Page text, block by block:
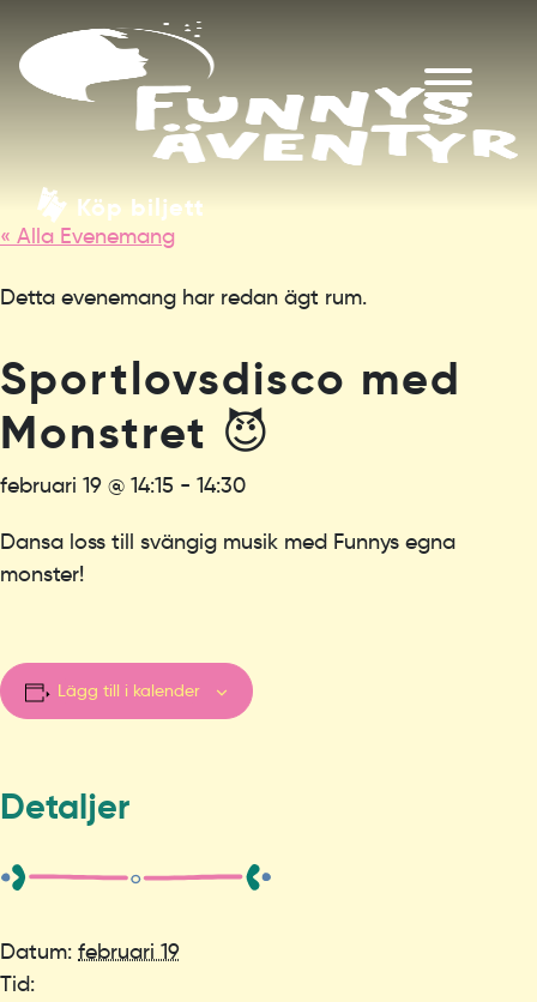
Köp biljett
« Alla Evenemang
Detta evenemang har redan ägt rum.
Sportlovsdisco med
Monstret 😈
februari 19 @ 14:15 - 14:30
Dansa loss till svängig musik med Funnys egna
monster!
Lägg till i kalender
Detaljer
Datum: februari 19
Tid: